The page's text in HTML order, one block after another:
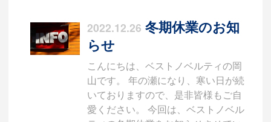
2022.12.26 冬期休業のお知
らせ
こんにちは、ベストノベルティの岡
山です。 年の瀬になり、寒い日が続
いておりますので、是非皆様もご自
愛ください。 今回は、ベストノベル